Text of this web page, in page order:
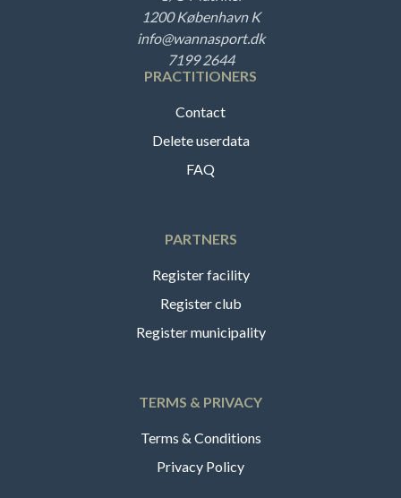
1200 København K
info@wannasport.dk
7199 2644
PRACTITIONERS
Contact
Delete userdata
FAQ
PARTNERS
Register facility
Register club
Register municipality
TERMS & PRIVACY
Terms & Conditions
Privacy Policy